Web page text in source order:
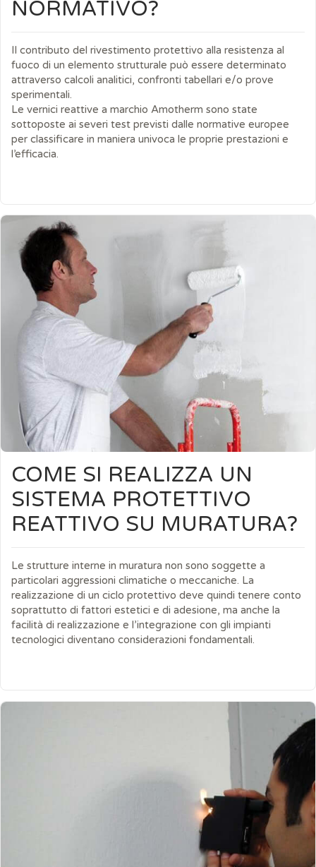
NORMATIVO?
Il contributo del rivestimento protettivo alla resistenza al
fuoco di un elemento strutturale può essere determinato
attraverso calcoli analitici, confronti tabellari e/o prove
sperimentali.
Le vernici reattive a marchio Amotherm sono state
sottoposte ai severi test previsti dalle normative europee
per classificare in maniera univoca le proprie prestazioni e
l’efficacia.
COME SI REALIZZA UN
SISTEMA PROTETTIVO
REATTIVO SU MURATURA?
Le strutture interne in muratura non sono soggette a
particolari aggressioni climatiche o meccaniche. La
realizzazione di un ciclo protettivo deve quindi tenere conto
soprattutto di fattori estetici e di adesione, ma anche la
facilità di realizzazione e l’integrazione con gli impianti
tecnologici diventano considerazioni fondamentali.